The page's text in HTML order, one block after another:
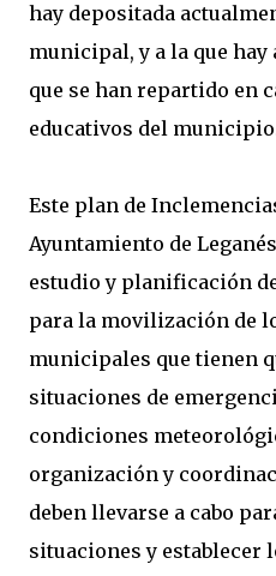
hay depositada
municipal, y a la que
que se han repartido en
educativos del
Este plan de
Ayuntamiento de
estudio y planificación
para la movilización de
municipales que tienen
situaciones de
condiciones
organización y
deben llevarse a cabo
situaciones y establecer